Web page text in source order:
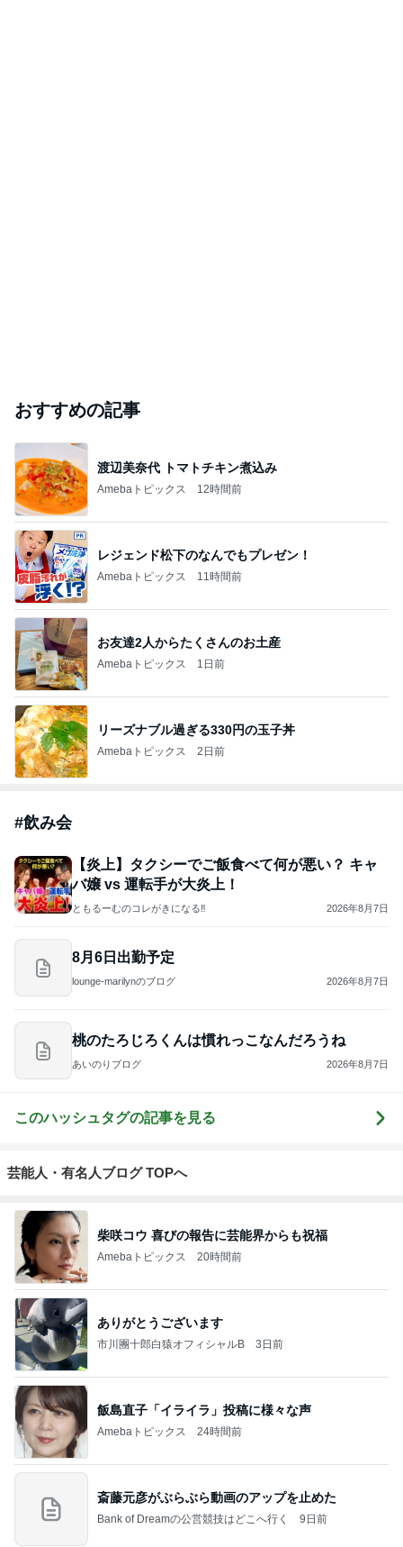
おすすめの記事
渡辺美奈代 トマトチキン煮込み
Amebaトピックス 12時間前
レジェンド松下のなんでもプレゼン！
Amebaトピックス 11時間前
お友達2人からたくさんのお土産
Amebaトピックス 1日前
リーズナブル過ぎる330円の玉子丼
Amebaトピックス 2日前
#飲み会
【炎上】タクシーでご飯食べて何が悪い？ キャ
バ嬢 vs 運転手が大炎上！
ともるーむのコレがきになる‼️ 2026年8月7日
8月6日出勤予定
lounge-marilynのブログ 2026年8月7日
桃のたろじろくんは慣れっこなんだろうね
あいのりブログ 2026年8月7日
このハッシュタグの記事を見る
芸能人・有名人ブログ TOPへ
柴咲コウ 喜びの報告に芸能界からも祝福
Amebaトピックス 20時間前
ありがとうございます
市川團十郎白猿オフィシャルB 3日前
飯島直子「イライラ」投稿に様々な声
Amebaトピックス 24時間前
斎藤元彦がぶらぶら動画のアップを止めた
Bank of Dreamの公営競技はどこへ行く 9日前